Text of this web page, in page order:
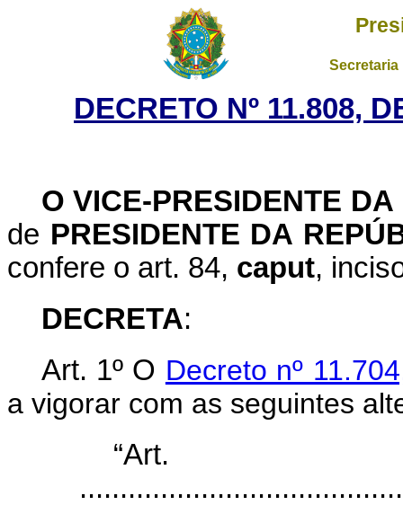
DECRETO Nº 11.808,
O VICE-PRESIDENTE
de PRESIDENTE DA
confere o art. 84, caput,
DECRETA:
Art. 1º O Decreto nº
a vigorar com as seguintes